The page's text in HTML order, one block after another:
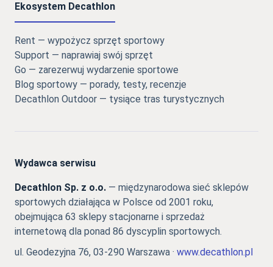
Ekosystem Decathlon
Rent — wypożycz sprzęt sportowy
Support — naprawiaj swój sprzęt
Go — zarezerwuj wydarzenie sportowe
Blog sportowy — porady, testy, recenzje
Decathlon Outdoor — tysiące tras turystycznych
Wydawca serwisu
Decathlon Sp. z o.o. — międzynarodowa sieć sklepów
sportowych działająca w Polsce od 2001 roku,
obejmująca 63 sklepy stacjonarne i sprzedaż
internetową dla ponad 86 dyscyplin sportowych.
ul. Geodezyjna 76, 03-290 Warszawa · www.decathlon.pl